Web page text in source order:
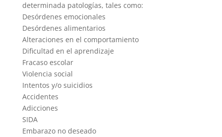
determinada patologías, tales como:
Desórdenes emocionales
Desórdenes alimentarios
Alteraciones en el comportamiento
Dificultad en el aprendizaje
Fracaso escolar
Violencia social
Intentos y/o suicidios
Accidentes
Adicciones
SIDA
Embarazo no deseado